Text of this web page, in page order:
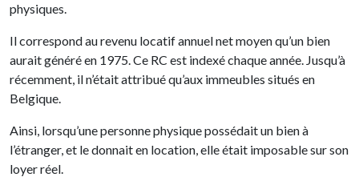
physiques.
Il correspond au revenu locatif annuel net moyen qu’un bien
aurait généré en 1975. Ce RC est indexé chaque année. Jusqu’à
récemment, il n’était attribué qu’aux immeubles situés en
Belgique.
Ainsi, lorsqu’une personne physique possédait un bien à
l’étranger, et le donnait en location, elle était imposable sur son
loyer réel.